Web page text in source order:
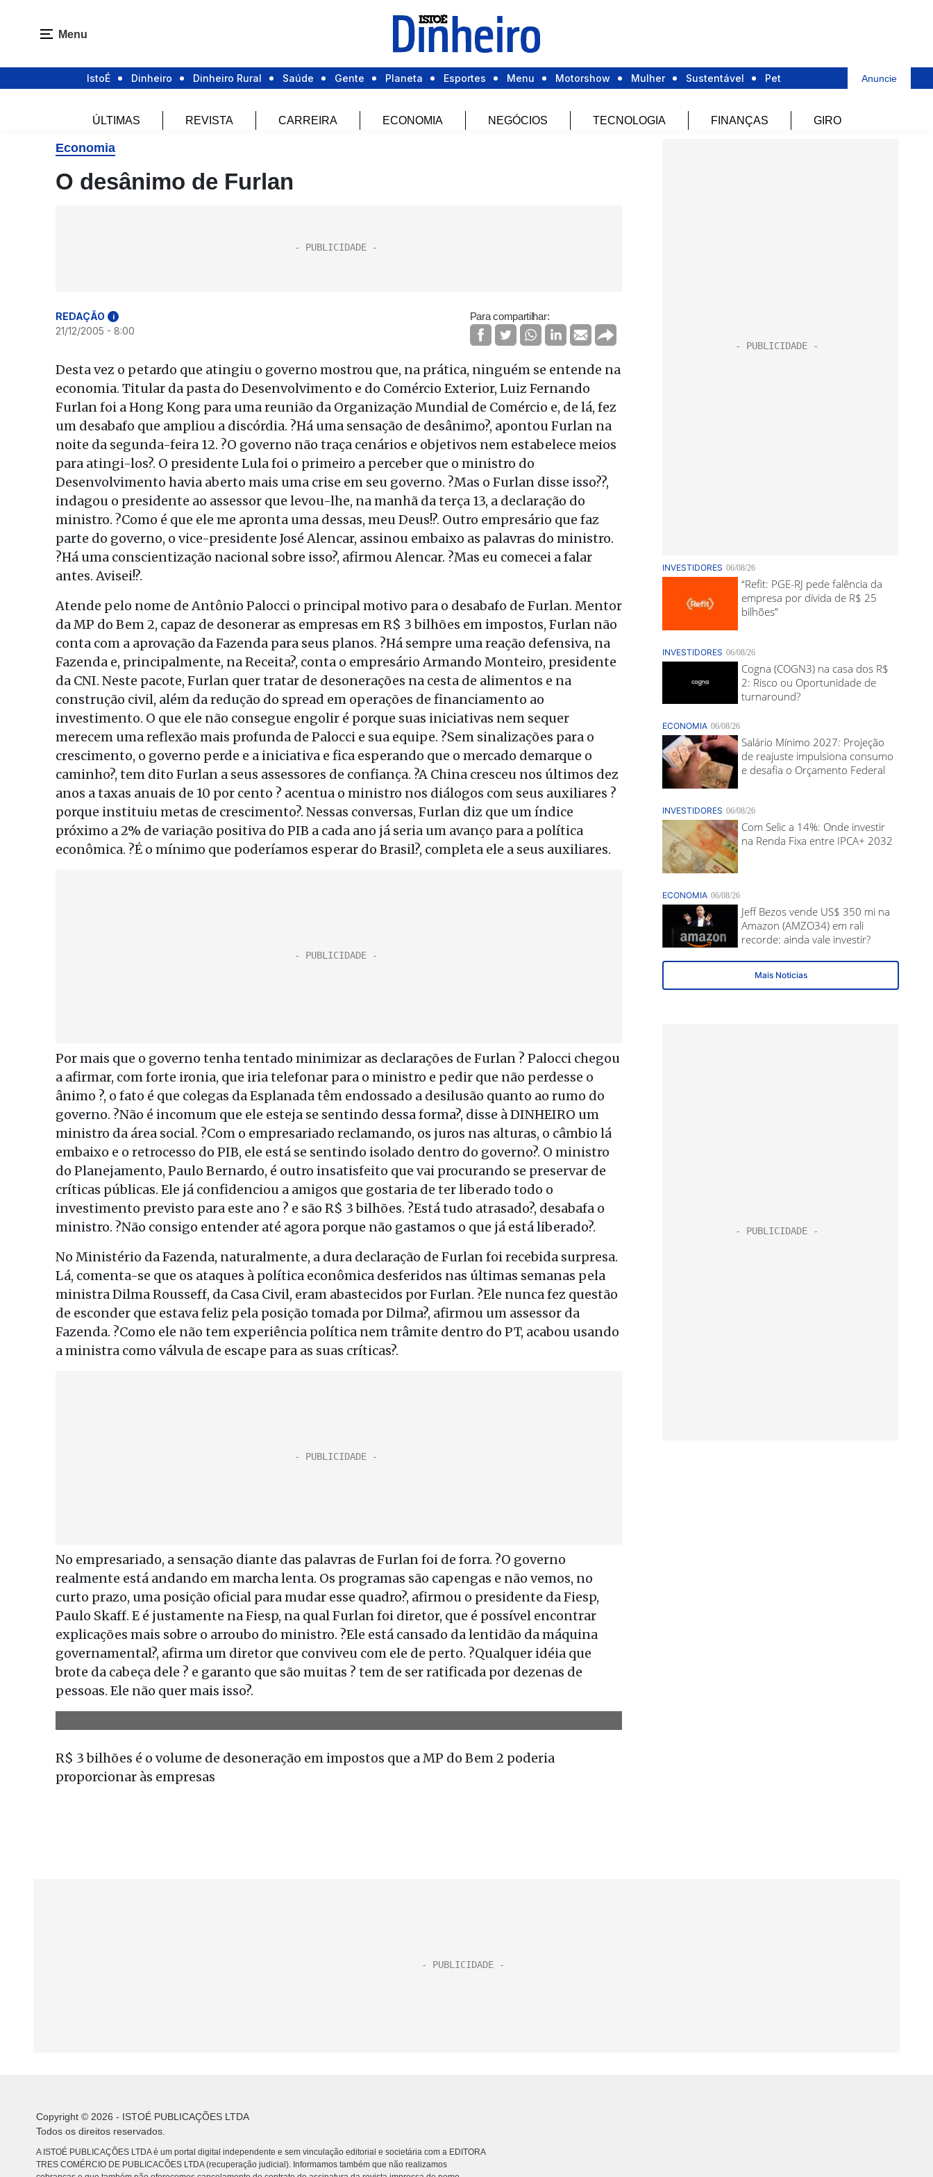
Menu
IstoÉ Dinheiro Dinheiro Rural Saúde Gente Planeta Esportes Menu Motorshow Mulher Sustentável Pet Anuncie
ÚLTIMAS REVISTA CARREIRA ECONOMIA NEGÓCIOS TECNOLOGIA FINANÇAS GIRO
Economia
O desânimo de Furlan
REDAÇÃO i
21/12/2005 - 8:00
Para compartilhar:
Desta vez o petardo que atingiu o governo mostrou que, na prática, ninguém se entende na
economia. Titular da pasta do Desenvolvimento e do Comércio Exterior, Luiz Fernando
Furlan foi a Hong Kong para uma reunião da Organização Mundial de Comércio e, de lá, fez
um desabafo que ampliou a discórdia. ?Há uma sensação de desânimo?, apontou Furlan na
noite da segunda-feira 12. ?O governo não traça cenários e objetivos nem estabelece meios
para atingi-los?. O presidente Lula foi o primeiro a perceber que o ministro do
Desenvolvimento havia aberto mais uma crise em seu governo. ?Mas o Furlan disse isso??,
indagou o presidente ao assessor que levou-lhe, na manhã da terça 13, a declaração do
ministro. ?Como é que ele me apronta uma dessas, meu Deus!?. Outro empresário que faz
parte do governo, o vice-presidente José Alencar, assinou embaixo as palavras do ministro.
?Há uma conscientização nacional sobre isso?, afirmou Alencar. ?Mas eu comecei a falar
antes. Avisei!?.
Atende pelo nome de Antônio Palocci o principal motivo para o desabafo de Furlan. Mentor
da MP do Bem 2, capaz de desonerar as empresas em R$ 3 bilhões em impostos, Furlan não
conta com a aprovação da Fazenda para seus planos. ?Há sempre uma reação defensiva, na
Fazenda e, principalmente, na Receita?, conta o empresário Armando Monteiro, presidente
da CNI. Neste pacote, Furlan quer tratar de desonerações na cesta de alimentos e na
construção civil, além da redução do spread em operações de financiamento ao
investimento. O que ele não consegue engolir é porque suas iniciativas nem sequer
merecem uma reflexão mais profunda de Palocci e sua equipe. ?Sem sinalizações para o
crescimento, o governo perde e a iniciativa e fica esperando que o mercado demarque o
caminho?, tem dito Furlan a seus assessores de confiança. ?A China cresceu nos últimos dez
anos a taxas anuais de 10 por cento ? acentua o ministro nos diálogos com seus auxiliares ?
porque instituiu metas de crescimento?. Nessas conversas, Furlan diz que um índice
próximo a 2% de variação positiva do PIB a cada ano já seria um avanço para a política
econômica. ?É o mínimo que poderíamos esperar do Brasil?, completa ele a seus auxiliares.
Por mais que o governo tenha tentado minimizar as declarações de Furlan ? Palocci chegou
a afirmar, com forte ironia, que iria telefonar para o ministro e pedir que não perdesse o
ânimo ?, o fato é que colegas da Esplanada têm endossado a desilusão quanto ao rumo do
governo. ?Não é incomum que ele esteja se sentindo dessa forma?, disse à DINHEIRO um
ministro da área social. ?Com o empresariado reclamando, os juros nas alturas, o câmbio lá
embaixo e o retrocesso do PIB, ele está se sentindo isolado dentro do governo?. O ministro
do Planejamento, Paulo Bernardo, é outro insatisfeito que vai procurando se preservar de
críticas públicas. Ele já confidenciou a amigos que gostaria de ter liberado todo o
investimento previsto para este ano ? e são R$ 3 bilhões. ?Está tudo atrasado?, desabafa o
ministro. ?Não consigo entender até agora porque não gastamos o que já está liberado?.
No Ministério da Fazenda, naturalmente, a dura declaração de Furlan foi recebida surpresa.
Lá, comenta-se que os ataques à política econômica desferidos nas últimas semanas pela
ministra Dilma Rousseff, da Casa Civil, eram abastecidos por Furlan. ?Ele nunca fez questão
de esconder que estava feliz pela posição tomada por Dilma?, afirmou um assessor da
Fazenda. ?Como ele não tem experiência política nem trâmite dentro do PT, acabou usando
a ministra como válvula de escape para as suas críticas?.
No empresariado, a sensação diante das palavras de Furlan foi de forra. ?O governo
realmente está andando em marcha lenta. Os programas são capengas e não vemos, no
curto prazo, uma posição oficial para mudar esse quadro?, afirmou o presidente da Fiesp,
Paulo Skaff. E é justamente na Fiesp, na qual Furlan foi diretor, que é possível encontrar
explicações mais sobre o arroubo do ministro. ?Ele está cansado da lentidão da máquina
governamental?, afirma um diretor que conviveu com ele de perto. ?Qualquer idéia que
brote da cabeça dele ? e garanto que são muitas ? tem de ser ratificada por dezenas de
pessoas. Ele não quer mais isso?.
R$ 3 bilhões é o volume de desoneração em impostos que a MP do Bem 2 poderia
proporcionar às empresas
Copyright © 2026 - ISTOÉ PUBLICAÇÕES LTDA
Todos os direitos reservados.
A ISTOÉ PUBLICAÇÕES LTDA é um portal digital independente e sem vinculação editorial e societária com a EDITORA
TRES COMÉRCIO DE PUBLICACÕES LTDA (recuperação judicial). Informamos também que não realizamos